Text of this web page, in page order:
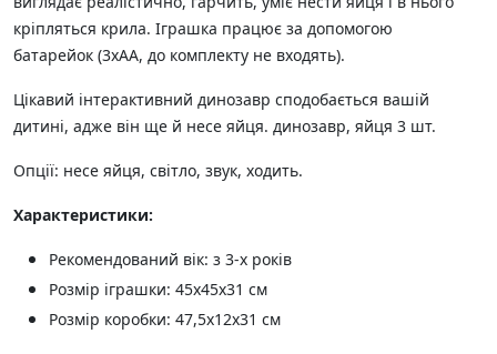
кріпляться крила. Іграшка працює за допомогою
батарейок (3хАА, до комплекту не входять).
Цікавий інтерактивний динозавр сподобається вашій
дитині, адже він ще й несе яйця. динозавр, яйця 3 шт.
Опції: несе яйця, світло, звук, ходить.
Характеристики:
Рекомендований вік: з 3-х років
Розмір іграшки: 45х45х31 см
Розмір коробки: 47,5х12х31 см